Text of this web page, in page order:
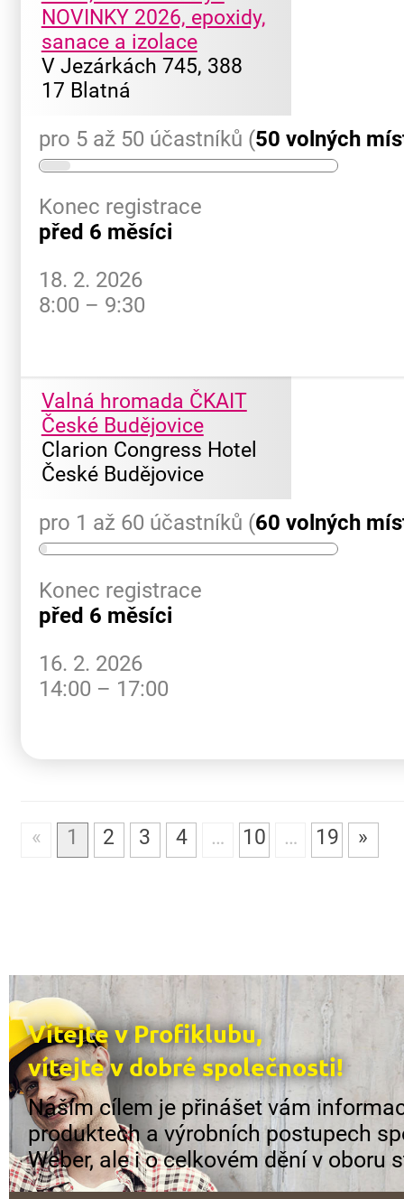
NOVINKY 2026, epoxidy,
sanace a izolace
V Jezárkách 745, 388
17 Blatná
pro 5 až 50 účastníků (50 volných
Konec registrace
před 6 měsíci
18. 2. 2026
8:00 – 9:30
Valná hromada ČKAIT
České Budějovice
Clarion Congress Hotel
České Budějovice
pro 1 až 60 účastníků (60 volných
Konec registrace
před 6 měsíci
16. 2. 2026
14:00 – 17:00
« 1 2 3 4 … 10 … 19 »
Vítejte v Profiklubu,
vítejte v dobré společnosti!
Naším cílem je přinášet vám
produktech a výrobních postupech
Weber, ale i o celkovém dění v oboru